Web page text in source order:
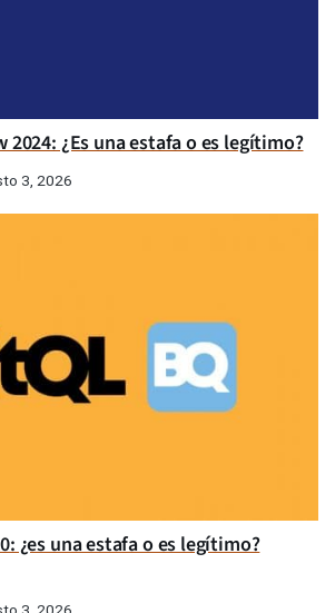
2024: ¿Es una estafa o es legítimo?
3, 2026
¿es una estafa o es legítimo?
3, 2026